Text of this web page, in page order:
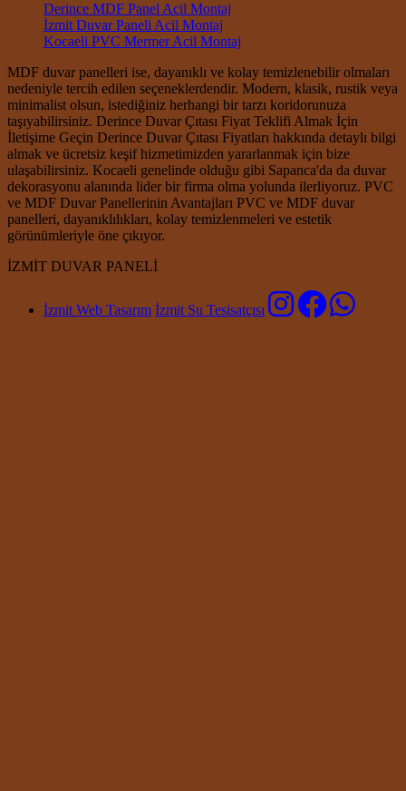
Derince MDF Panel Acil Montaj
İzmit Duvar Paneli Acil Montaj
Kocaeli PVC Mermer Acil Montaj
MDF duvar panelleri ise, dayanıklı ve kolay temizlenebilir olmaları
nedeniyle tercih edilen seçeneklerdendir. Modern, klasik, rustik veya
minimalist olsun, istediğiniz herhangi bir tarzı koridorunuza
taşıyabilirsiniz. Derince Duvar Çıtası Fiyat Teklifi Almak İçin
İletişime Geçin Derince Duvar Çıtası Fiyatları hakkında detaylı bilgi
almak ve ücretsiz keşif hizmetimizden yararlanmak için bize
ulaşabilirsiniz. Kocaeli genelinde olduğu gibi Sapanca'da da duvar
dekorasyonu alanında lider bir firma olma yolunda ilerliyoruz. PVC
ve MDF Duvar Panellerinin Avantajları PVC ve MDF duvar
panelleri, dayanıklılıkları, kolay temizlenmeleri ve estetik
görünümleriyle öne çıkıyor.
İZMİT DUVAR PANELİ
İzmit Web Tasarım İzmit Su Tesisatçısı